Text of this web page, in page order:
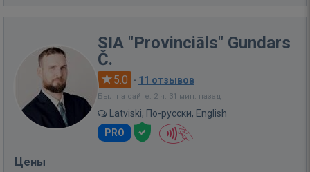
SIA "Provinciāls" Gundars
Č.
5.0 · 11 отзывов
Был на сайте: 2 ч. 31 мин. назад
Latviski, По-русски, English
PRO
Цены